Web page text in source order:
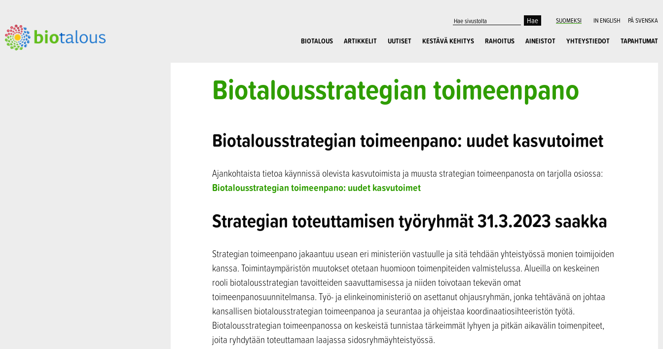
SUOMEKSI IN ENGLISH PÅ SVENSKA
BIOTALOUS ARTIKKELIT UUTISET KESTÄVÄ KEHITYS RAHOITUS AINEISTOT YHTEYSTIEDOT TAPAHTUMAT
Biotalousstrategian toimeenpano
Biotalousstrategian toimeenpano: uudet kasvutoimet
Ajankohtaista tietoa käynnissä olevista kasvutoimista ja muusta strategian toimeenpanosta on tarjolla osiossa:
Biotalousstrategian toimeenpano: uudet kasvutoimet
Strategian toteuttamisen työryhmät 31.3.2023 saakka
Strategian toimeenpano jakaantuu usean eri ministeriön vastuulle ja sitä tehdään yhteistyössä monien toimijoiden
kanssa. Toimintaympäristön muutokset otetaan huomioon toimenpiteiden valmistelussa. Alueilla on keskeinen
rooli biotalousstrategian tavoitteiden saavuttamisessa ja niiden toivotaan tekevän omat
toimeenpanosuunnitelmansa. Työ- ja elinkeinoministeriö on asettanut ohjausryhmän, jonka tehtävänä on johtaa
kansallisen biotalousstrategian toimeenpanoa ja seurantaa ja ohjeistaa koordinaatiosihteeristön työtä.
Biotalousstrategian toimeenpanossa on keskeistä tunnistaa tärkeimmät lyhyen ja pitkän aikavälin toimenpiteet,
joita ryhdytään toteuttamaan laajassa sidosryhmäyhteistyössä.